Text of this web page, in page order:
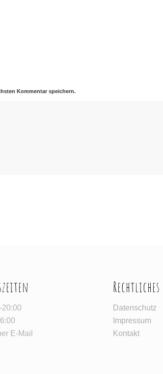
Kommentar speichern.
20:00
E-Mail
Rechtliches
Datenschutz
Impressum
Kontakt